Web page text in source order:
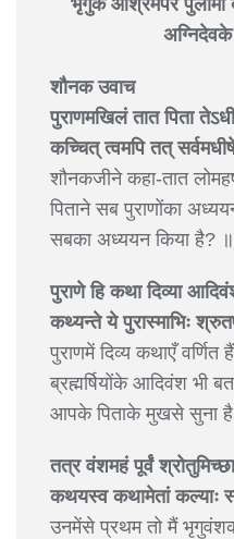
शौनक उवाच
पुराणमखिलं तात पिता
कच्चित् त्वमपि तत्
शौनकजीने कहा-तात
पिताने सब पुराणोंका
सबका अध्ययन किया है?
पुराणे हि कथा दिव्या
कथ्यन्ते ये पुरास्माभिः
पुराणमें दिव्य कथाएँ वर्णित
ब्रह्मर्षियोंके आदिवंश भी
आपके पिताके मुखसे सुना
तत्र वंशमहं पूर्वं
कथयस्व कथामेतां कल्याः
उनमेंसे प्रथम तो मैं